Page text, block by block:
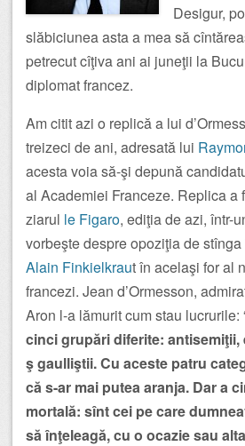
Desigur,
slăbiciunea asta a mea să
petrecut cîţiva ani ai juneţii la
diplomat francez.
Am citit azi o replică a lui
treizeci de ani, adresată lui
acesta voia să-şi depună
al Academiei Franceze. Replica a
ziarul le Figaro, ediţia de azi, într-
vorbeşte despre opoziţia de
Alain Finkielkraut în acelaşi for al
francezi. Jean d’Ormesson,
Aron l-a lămurit cum stau lucrurile:
cinci grupări diferite:
ş gaulliştii. Cu aceste patru
că s-ar mai putea aranja. Dar a
mortală: sînt cei pe care
să înţeleagă, cu o ocazie sau